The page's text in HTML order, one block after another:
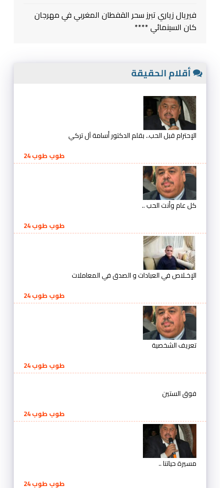
فيريال زياري تبرز سحر القفطان المغربي في مهرجان
كان السينمائي ****
أقلام الحقيقة
الإحترام قبل الحب.. بقلم الدكتور أسامة آل تركي
طوب طوب 24
كل عام وأنت الحب ..
طوب طوب 24
الإخـلاص في العبادات و الصدق في المعاملات
طوب طوب 24
تعريف الشخصية
طوب طوب 24
فوق الستين
طوب طوب 24
مسيرة حياتنا ..
طوب طوب 24